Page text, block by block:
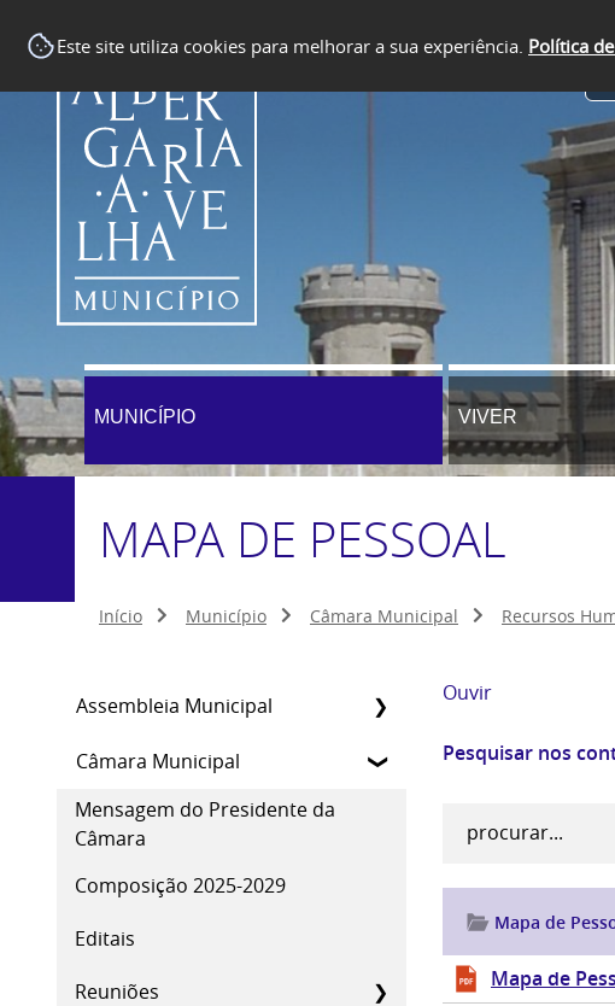
Este site utiliza cookies para melhorar a sua experiência. Política
MUNICÍPIO VIVER
MAPA DE PESSOAL
Início Município Câmara Municipal Recursos
Assembleia Municipal
Câmara Municipal
Mensagem do Presidente da
Câmara
Composição 2025-2029
Editais
Reuniões
Ouvir
Pesquisar nos
Mapa de
Mapa de